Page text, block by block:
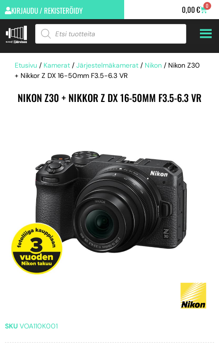
KIRJAUDU / REKISTERÖIDY 0,00€ 0
Etusivu / Kamerat / Järjestelmäkamerat / Nikon / Nikon Z30
+ Nikkor Z DX 16-50mm F3.5-6.3 VR
NIKON Z30 + NIKKOR Z DX 16-50MM F3.5-6.3 VR
SKU VOA110K001